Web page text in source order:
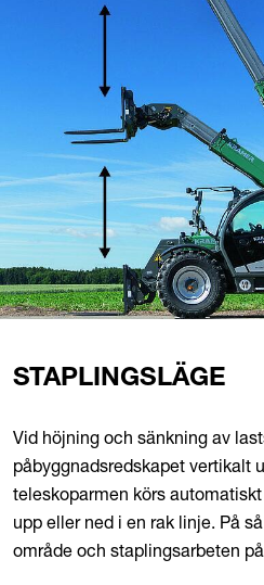
STAPLINGSLÄGE
Vid höjning och sänkning av
påbyggnadsredskapet vertikalt
teleskoparmen körs
upp eller ned i en rak linje. På
område och staplingsarbeten